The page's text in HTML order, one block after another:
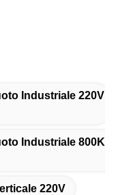
Industriale 220V
Industriale 800KG
220V